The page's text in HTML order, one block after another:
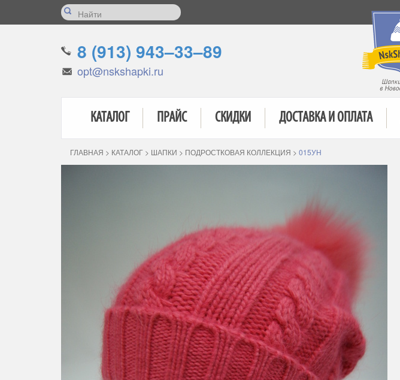
8 (913) 943–33–89
opt@nskshapki.ru
КАТАЛОГ ПРАЙС СКИДКИ ДОСТАВКА И ОПЛАТА
ГЛАВНАЯ > КАТАЛОГ > ШАПКИ > ПОДРОСТКОВАЯ КОЛЛЕКЦИЯ > 015УН